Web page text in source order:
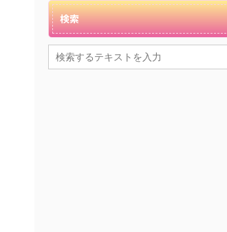
検索